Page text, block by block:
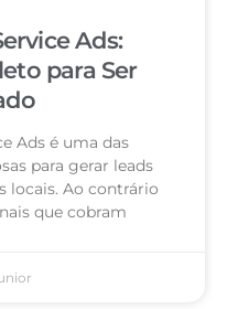
Ads:
para Ser
Ads é uma das
para gerar leads
locais. Ao contrário
que cobram